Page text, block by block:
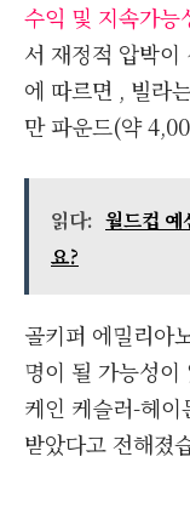
수익 및 지속가
서 재정적 압박이
에 따르면 , 빌라
만 파운드(약
읽다: 월드컵 예
요?
골키퍼 에밀리아
명이 될 가능성
케인 케슬러-헤
받았다고 전해졌